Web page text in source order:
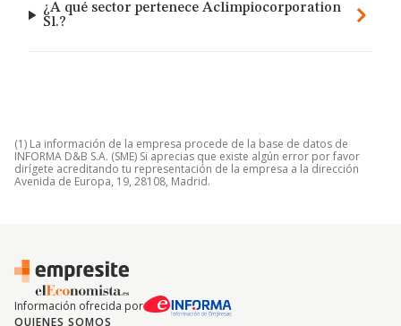
¿A qué sector pertenece Aclimpiocorporation
Sl.?
(1) La información de la empresa procede de la base de datos de
INFORMA D&B S.A. (SME) Si aprecias que existe algún error por favor
dirígete acreditando tu representación de la empresa a la dirección
Avenida de Europa, 19, 28108, Madrid.
Información ofrecida por
QUIENES SOMOS